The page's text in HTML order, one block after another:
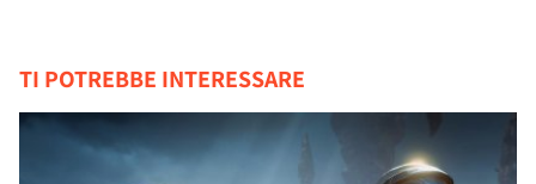
TI POTREBBE INTERESSARE